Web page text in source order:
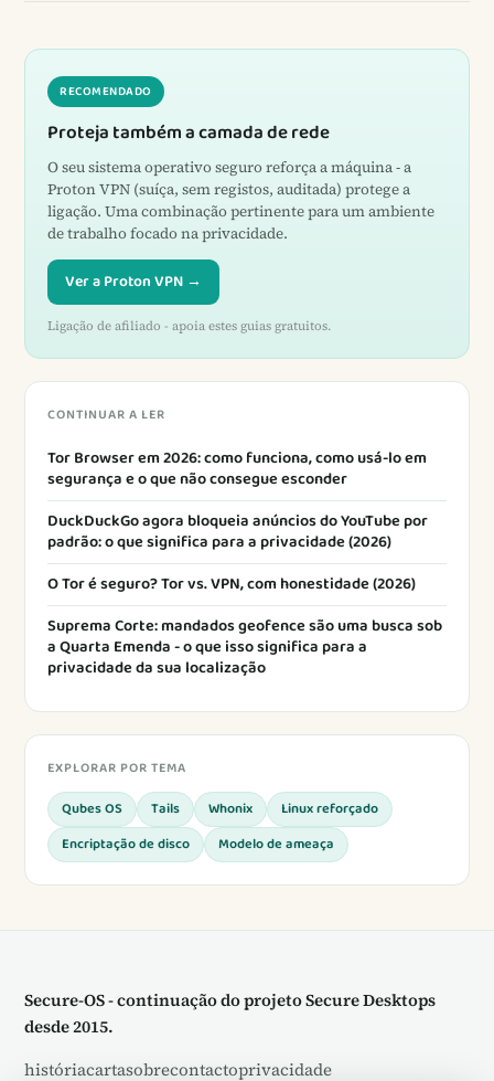
RECOMENDADO
Proteja também a camada de rede
O seu sistema operativo seguro reforça a máquina - a
Proton VPN (suíça, sem registos, auditada) protege a
ligação. Uma combinação pertinente para um ambiente
de trabalho focado na privacidade.
Ver a Proton VPN →
Ligação de afiliado - apoia estes guias gratuitos.
CONTINUAR A LER
Tor Browser em 2026: como funciona, como usá-lo em
segurança e o que não consegue esconder
DuckDuckGo agora bloqueia anúncios do YouTube por
padrão: o que significa para a privacidade (2026)
O Tor é seguro? Tor vs. VPN, com honestidade (2026)
Suprema Corte: mandados geofence são uma busca sob
a Quarta Emenda - o que isso significa para a
privacidade da sua localização
EXPLORAR POR TEMA
Qubes OS Tails Whonix
Linux reforçado
Encriptação de disco
Modelo de ameaça
Secure-OS - continuação do projeto Secure Desktops
desde 2015.
históriacartasobrecontactoprivacidade